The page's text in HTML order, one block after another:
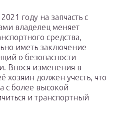
году на запчасть с
владелец меняет
средства,
иметь заключение
о безопасности
Внося изменения в
должен учесть, что
с более высокой
и транспортный